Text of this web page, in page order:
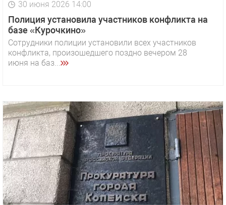
30 июня 2026 14:00
Полиция установила участников конфликта на
базе «Курочкино»
Сотрудники полиции установили всех участников
конфликта, произошедшего поздно вечером 28
июня на баз...